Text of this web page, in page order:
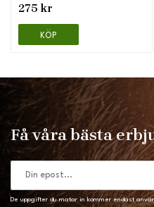
275 kr
KÖP
Få våra bästa
De uppgifter du matar in kommer endast